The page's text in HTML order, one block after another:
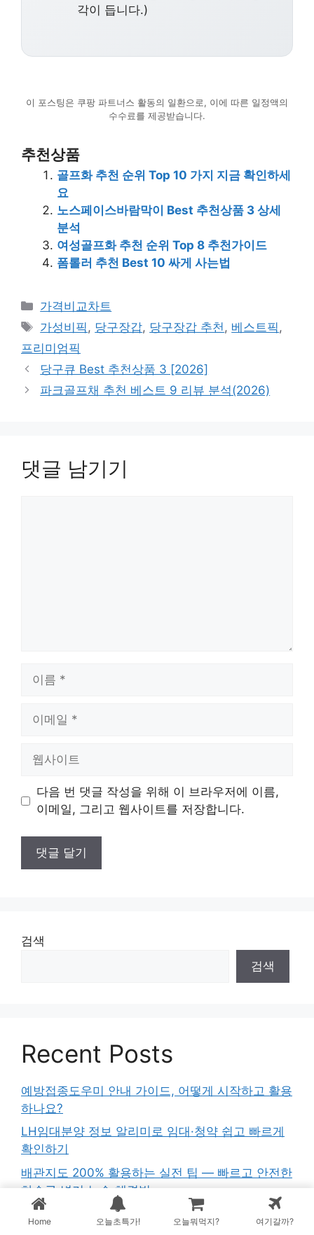
각이 듭니다.)
이 포스팅은 쿠팡 파트너스 활동의 일환으로, 이에 따른 일정액의
수수료를 제공받습니다.
추천상품
골프화 추천 순위 Top 10 가지 지금 확인하세
요
노스페이스바람막이 Best 추천상품 3 상세
분석
여성골프화 추천 순위 Top 8 추천가이드
폼롤러 추천 Best 10 싸게 사는법
카
테
리
가격비교차트
태
그
가성비픽, 당구장갑, 당구장갑 추천, 베스트픽,
프리미엄픽
당구큐 Best 추천상품 3 [2026]
파크골프채 추천 베스트 9 리뷰 분석(2026)
댓글 남기기
트
다음 번 댓글 작성을 위해 이 브라우저에 이름,
이메일, 그리고 웹사이트를 저장합니다.
검색
검색
Recent Posts
예방접종도우미 안내 가이드, 어떻게 시작하고 활용
하나요?
LH임대분양 정보 알리미로 임대·청약 쉽고 빠르게
확인하기
배관지도 200% 활용하는 실전 팁 — 빠르고 안전한
하수구·변기·누수 해결법
국민취업지원제도 정보 가이드 앱 사용기 — 취업성
Home 오늘초특가! 오늘뭐먹지? 여기갈까?